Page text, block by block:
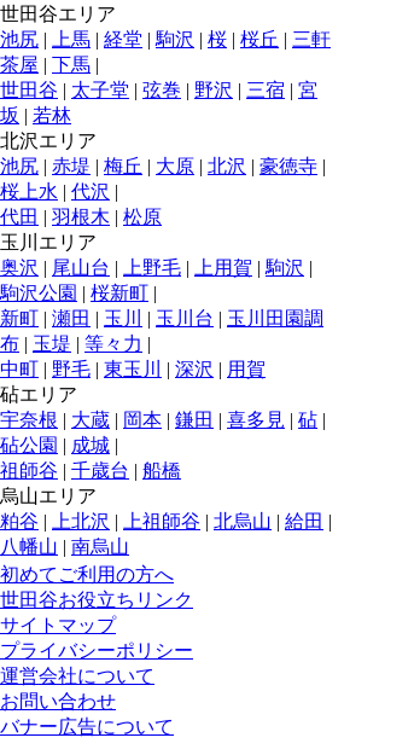
世田谷エリア
池尻 | 上馬 | 経堂 | 駒沢 | 桜 | 桜丘 | 三軒
茶屋 | 下馬 |
世田谷 | 太子堂 | 弦巻 | 野沢 | 三宿 | 宮
坂 | 若林
北沢エリア
池尻 | 赤堤 | 梅丘 | 大原 | 北沢 | 豪徳寺 |
桜上水 | 代沢 |
代田 | 羽根木 | 松原
玉川エリア
奥沢 | 尾山台 | 上野毛 | 上用賀 | 駒沢 |
駒沢公園 | 桜新町 |
新町 | 瀬田 | 玉川 | 玉川台 | 玉川田園調
布 | 玉堤 | 等々力 |
中町 | 野毛 | 東玉川 | 深沢 | 用賀
砧エリア
宇奈根 | 大蔵 | 岡本 | 鎌田 | 喜多見 | 砧 |
砧公園 | 成城 |
祖師谷 | 千歳台 | 船橋
烏山エリア
粕谷 | 上北沢 | 上祖師谷 | 北烏山 | 給田 |
八幡山 | 南烏山
初めてご利用の方へ
世田谷お役立ちリンク
サイトマップ
プライバシーポリシー
運営会社について
お問い合わせ
バナー広告について